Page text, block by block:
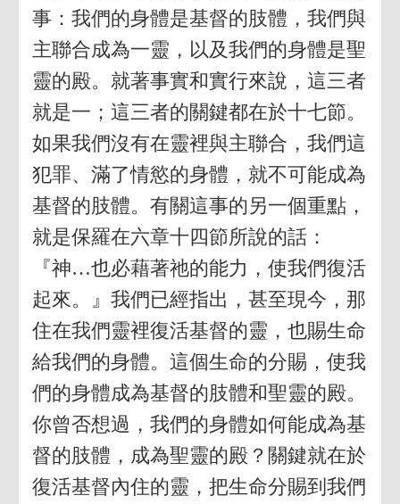
事：我們的身體是基督的肢體，我們與
主聯合成為一靈，以及我們的身體是聖
靈的殿。就著事實和實行來說，這三者
就是一；這三者的關鍵都在於十七節。
如果我們沒有在靈裡與主聯合，我們這
犯罪、滿了情慾的身體，就不可能成為
基督的肢體。有關這事的另一個重點，
就是保羅在六章十四節所說的話：
『神…也必藉著祂的能力，使我們復活
起來。』我們已經指出，甚至現今，那
住在我們靈裡復活基督的靈，也賜生命
給我們的身體。這個生命的分賜，使我
們的身體成為基督的肢體和聖靈的殿。
你曾否想過，我們的身體如何能成為基
督的肢體，成為聖靈的殿？關鍵就在於
復活基督內住的靈，把生命分賜到我們